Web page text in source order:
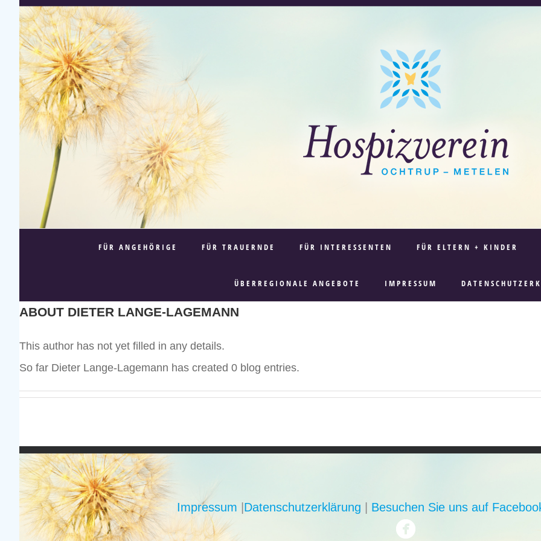
FÜR ANGEHÖRIGE FÜR TRAUERNDE FÜR INTERESSENTEN FÜR ELTERN + KINDER
ÜBERREGIONALE ANGEBOTE IMPRESSUM
ABOUT DIETER LANGE-LAGEMANN
This author has not yet filled in any details.
So far Dieter Lange-Lagemann has created 0 blog entries.
Impressum Datenschutzerklärung Besuchen Sie uns auf